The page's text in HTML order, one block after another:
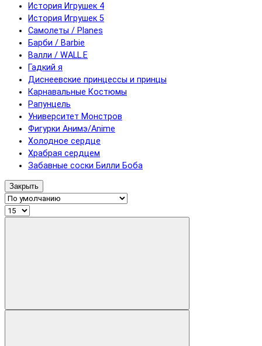
История Игрушек 4
История Игрушек 5
Самолеты / Planes
Барби / Barbie
Валли / WALL.E
Гадкий я
Диснеевские принцессы и принцы
Карнавальные Костюмы
Рапунцель
Университет Монстров
Фигурки Анимэ/Anime
Холодное сердце
Храбрая сердцем
Забавные соски Билли Боба
Закрыть